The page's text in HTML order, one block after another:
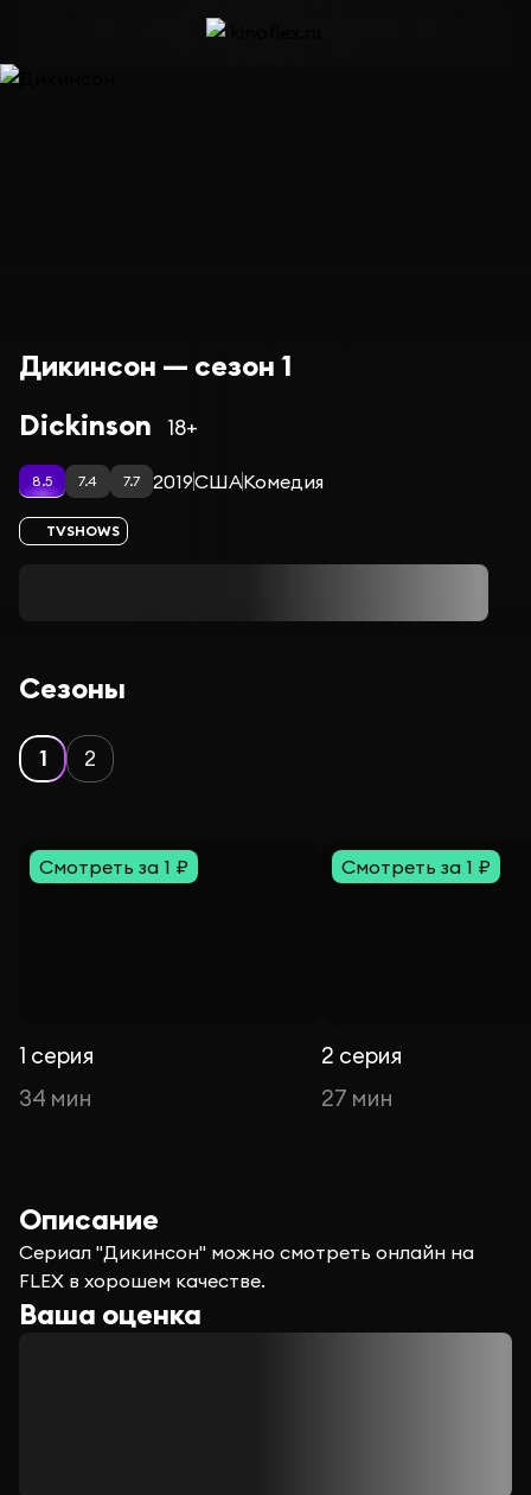
Дикинсон — сезон 1
Dickinson
18+
8.5 7.4 7.7 2019СШАКомедия
TVSHOWS
Сезоны
1 2
Смотреть за 1 ₽
1 серия
34 мин
Смотреть за 1 ₽
2 серия
27 мин
Описание
Сериал "Дикинсон" можно смотреть онлайн на
FLEX в хорошем качестве.
Ваша оценка